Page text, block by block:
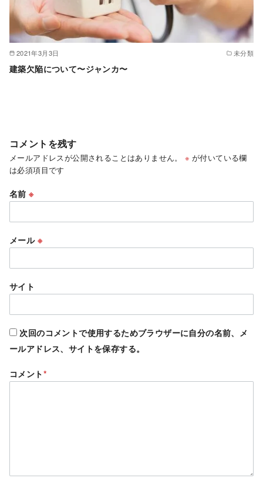
2021年3月3日 未分類
建築欠陥について〜ジャンカ〜
コメントを残す
メールアドレスが公開されることはありません。 ※ が付いている欄
は必須項目です
名前※
メール ※
サイト
次回のコメントで使用するためブラウザーに自分の名前、メ
ールアドレス、サイトを保存する。
コメント*